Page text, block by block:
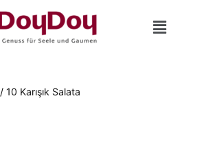
/ 10 Karışık Salata